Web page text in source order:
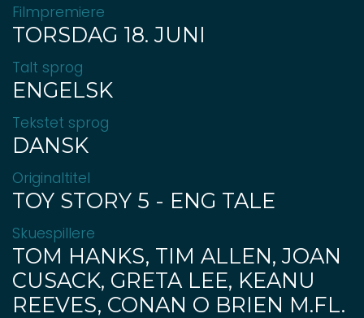
Filmpremiere
TORSDAG 18. JUNI
Talt sprog
ENGELSK
Tekstet sprog
DANSK
Originaltitel
TOY STORY 5 - ENG TALE
Skuespillere
TOM HANKS, TIM ALLEN, JOAN
CUSACK, GRETA LEE, KEANU
REEVES, CONAN O BRIEN M.FL.